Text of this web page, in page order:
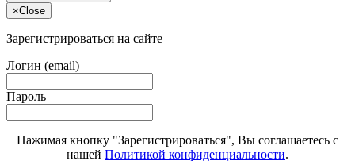
×Close
Зарегистрироваться на сайте
Логин (email)
Пароль
Нажимая кнопку "Зарегистрироваться", Вы соглашаетесь с
нашей Политикой конфиденциальности.